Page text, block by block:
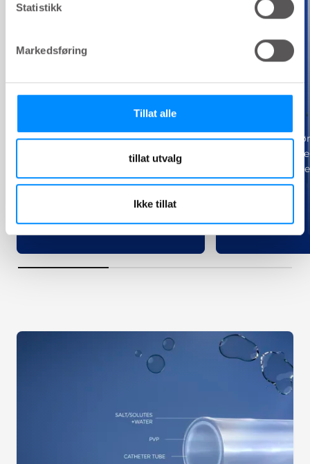
Statistikk
Markedsføring
Tillat alle
tillat utvalg
Ikke tillat
Praktisk pakket med en steril
saltløsning for øyeblikkelig
aktivering. Trykk og den er klar
til bruk, den er også
sammenleggbar og diskret.
LoFric er det
kateteret som